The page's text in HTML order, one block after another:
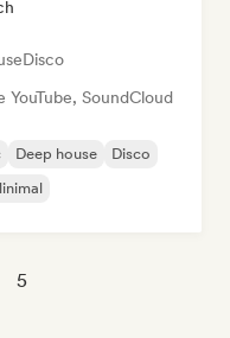
Disco
YouTube, SoundCloud
Deep house
Disco
5